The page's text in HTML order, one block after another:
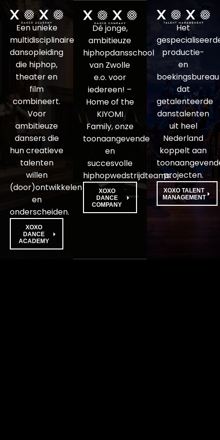
Een unieke
multidisciplinaire
dansopleiding
die hiphop,
theater en
film
combineert.
Voor
ambitieuze
dansers die
hun creatieve
talenten
willen
(door)ontwikkelen
en
onderscheiden.
XOXO
DANCE
ACADEMY
Dé jonge,
ambitieuze
hiphopdansschool
van Zwolle
e.o. voor
iedereen! –
Home of the
KIYOMI
Family, onze
toonaangevende
en
succesvolle
hiphopwedstrijdteams.
XOXO
DANCE
COMPANY
Het
productie-
en
boekingsbureau
dat
getalenteerde
danstalenten
uit heel
Nederland
koppelt aan
projecten.
XOXO TALENT
MANAGEMENT